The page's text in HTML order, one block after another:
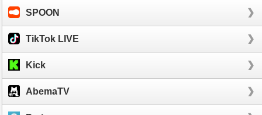
SPOON
TikTok LIVE
Kick
AbemaTV